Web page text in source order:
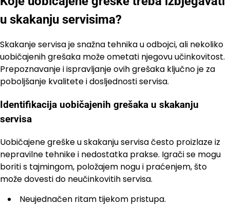
u skakanju servisima?
Skakanje servisa je snažna tehnika u odbojci, ali nekoliko
uobičajenih grešaka može ometati njegovu učinkovitost.
Prepoznavanje i ispravljanje ovih grešaka ključno je za
poboljšanje kvalitete i dosljednosti servisa.
Identifikacija uobičajenih grešaka u skakanju
servisa
Uobičajene greške u skakanju servisa često proizlaze iz
nepravilne tehnike i nedostatka prakse. Igrači se mogu
boriti s tajmingom, položajem nogu i praćenjem, što
može dovesti do neučinkovitih servisa.
Neujednačen ritam tijekom pristupa.